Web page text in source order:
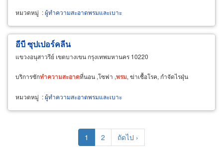
หมวดหมู่ :ผู้ทำความสะอาดพรมและเบาะ
อีบี ซุปเปอร์คลีน
แขวงอนุสาวรีย์ เขตบางเขน กรุงเทพมหานคร 10220
บริการซักทำความสะอาดที่นอน ,โซฟา ,พรม, ฆ่าเชื้อโรค, กำจัดไรฝุ่น
หมวดหมู่ :ผู้ทำความสะอาดพรมและเบาะ
Current
page
1 Page
2
Next
page
ถัดไป ›